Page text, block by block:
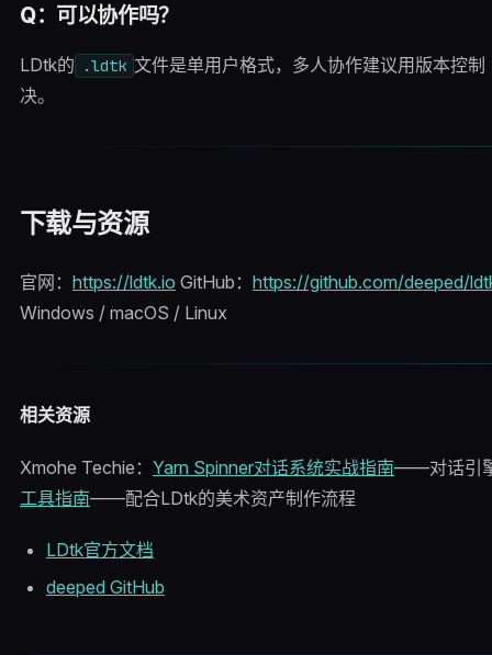
Q：可以协作吗？
LDtk的 .ldtk 文件是单用户格式，多人协作建议用版本控
决。
下载与资源
官网： https://ldtk.io GitHub： https://github.com/deeped/
Windows / macOS / Linux
相关资源
Xmohe Techie： Yarn Spinner对话系统实战指南——对话引
工具指南——配合LDtk的美术资产制作流程
LDtk官方文档
deeped GitHub